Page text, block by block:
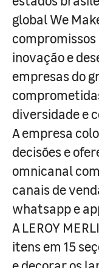
global We
inovação e
empresas do
diversidade e
A empresa
decisões e
omnicanal
canais de
whatsapp e
A LEROY
itens em 15